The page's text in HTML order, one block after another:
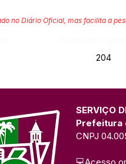
no Diário Oficial, mas facilita a
204
SERVIÇO
Prefeitura
CNPJ